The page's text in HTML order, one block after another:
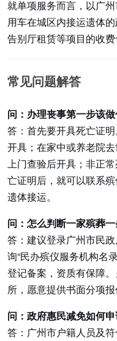
就单项服务而言，以广
用车在城区内接运遗体
告别厅租赁等项目的收费
常见问题解答
问：办理丧事第一步该做
答：首先要开具死亡证
开具；在家中或养老院
上门查验后开具；非正
亡证明后，就可以联系
遗体接运。
问：怎么判断一家殡葬
答：建议登录广州市民
询“民办殡仪服务机构名
登记备案，资质有保障
所，愿意提供书面分项报
问：政府惠民减免如何
答：广州市户籍人员及